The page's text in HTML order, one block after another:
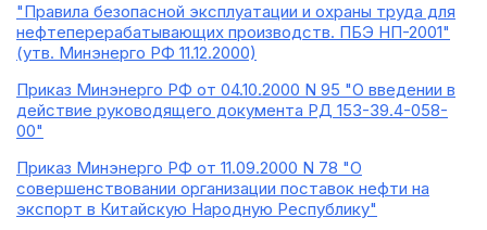
"Правила безопасной эксплуатации и охраны труда для
нефтеперерабатывающих производств. ПБЭ НП-2001"
(утв. Минэнерго РФ 11.12.2000)
Приказ Минэнерго РФ от 04.10.2000 N 95 "О введении в
действие руководящего документа РД 153-39.4-058-
00"
Приказ Минэнерго РФ от 11.09.2000 N 78 "О
совершенствовании организации поставок нефти на
экспорт в Китайскую Народную Республику"